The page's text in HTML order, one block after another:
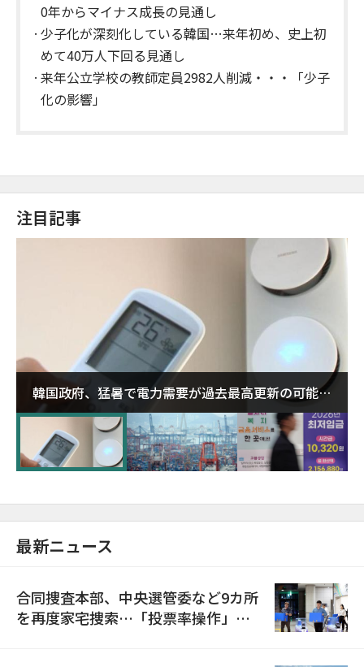
0年からマイナス成長の見通し
少子化が深刻化している韓国…来年初め、史上初
めて40万人下回る見通し
来年公立学校の教師定員2982人削減・・・「少子
化の影響」
注目記事
韓国政府、猛暑で電力需要が過去最高更新の可能性
に需給対応体制を点検
最新ニュース
合同捜査本部、中央選管委など9カ所
を再度家宅捜索…「投票率操作」の